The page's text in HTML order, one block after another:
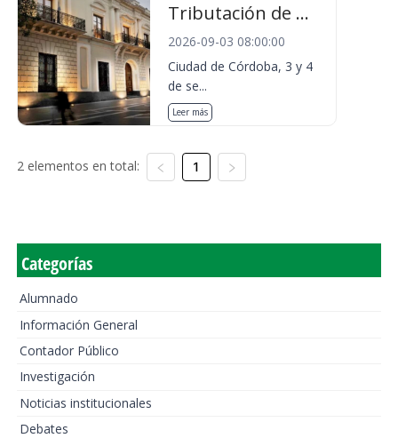
Tributación de ...
2026-09-03 08:00:00
Ciudad de Córdoba, 3 y 4
de se...
Leer más
2 elementos en total: 1
Categorías
Alumnado
Información General
Contador Público
Investigación
Noticias institucionales
Debates